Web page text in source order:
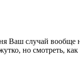
Ваш случай
но смотреть,